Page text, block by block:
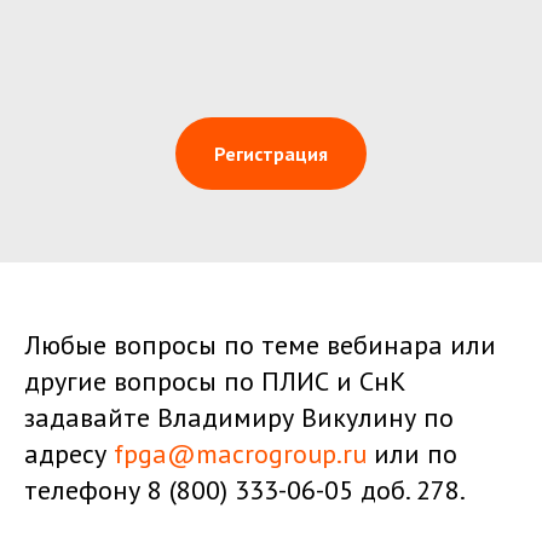
Регистрация
Любые вопросы по теме вебинара или
другие вопросы по ПЛИС и СнК
задавайте Владимиру Викулину по
адресу fpga@macrogroup.ru или по
телефону 8 (800) 333-06-05 доб. 278.